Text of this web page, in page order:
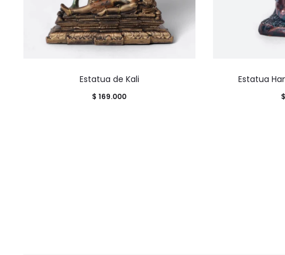
Estatua de Kali
$ 169.000
Estatua
$